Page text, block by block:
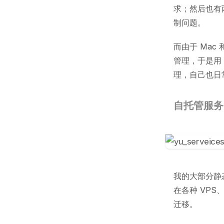
求；然后也
制问题。
而由于 Mac
管理，于是用
理，自己也
自托管服务
我的大部分
在各种 VPS
迁移。